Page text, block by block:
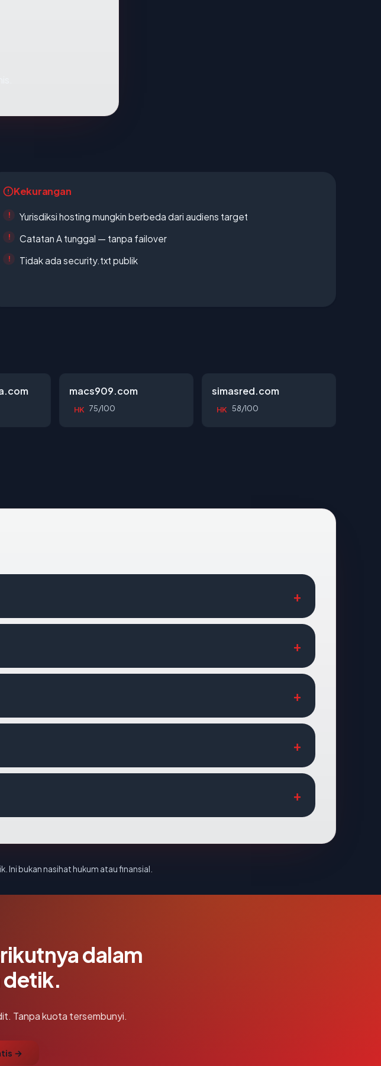
Kekurangan
Yurisdiksi hosting mungkin berbeda dari audiens target
Catatan A tunggal — tanpa failover
Tidak ada security.txt publik
macs909.com
HK 75/100
simasred.com
HK 58/100
Ini bukan nasihat hukum atau finansial.
dalam
detik.
Tanpa kuota tersembunyi.
→